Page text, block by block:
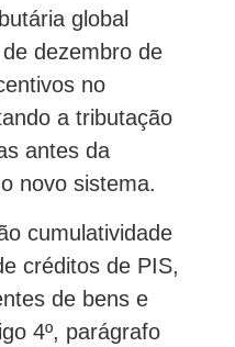
global
dezembro de
no
a tributação
antes da
novo sistema.
cumulatividade
créditos de PIS,
de bens e
4º, parágrafo